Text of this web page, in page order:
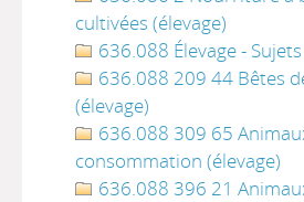
cultivées (élevage)
636.088 Élevage -
636.088 209 44 Bêtes
(élevage)
636.088 309 65
consommation (élevage)
636.088 396 21